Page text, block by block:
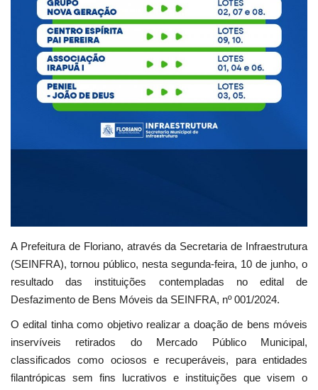
A Prefeitura de Floriano, através da Secretaria de Infraestrutura
(SEINFRA), tornou público, nesta segunda-feira, 10 de junho, o
resultado das instituições contempladas no edital de
Desfazimento de Bens Móveis da SEINFRA, nº 001/2024.
O edital tinha como objetivo realizar a doação de bens móveis
inservíveis retirados do Mercado Público Municipal,
classificados como ociosos e recuperáveis, para entidades
filantrópicas sem fins lucrativos e instituições que visem o